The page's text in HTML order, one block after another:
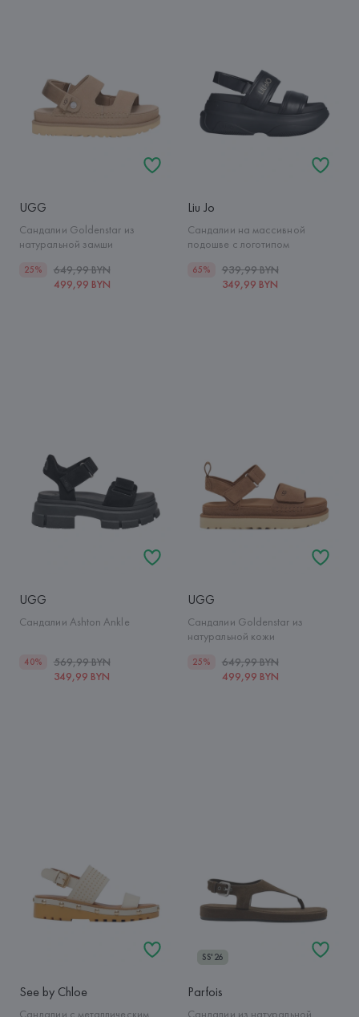
UGG
Сандалии Goldenstar из
натуральной замши
25%
649,99 BYN
499,99 BYN
Liu Jo
Сандалии на массивной
подошве с логотипом
65%
939,99 BYN
349,99 BYN
UGG
Сандалии Ashton Ankle
40%
569,99 BYN
349,99 BYN
UGG
Сандалии Goldenstar из
натуральной кожи
25%
649,99 BYN
499,99 BYN
See by Chloe
Сандалии с металлическим
SS'26
Parfois
Сандалии из натуральной